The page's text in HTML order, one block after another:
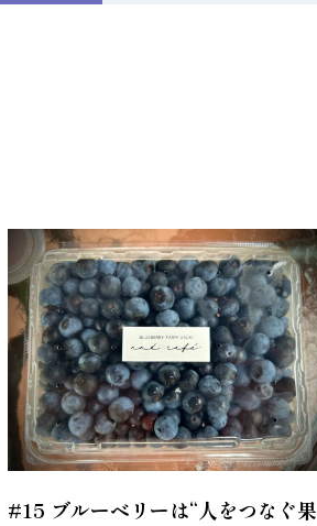
#15 ブルーベリーは“人をつなぐ果